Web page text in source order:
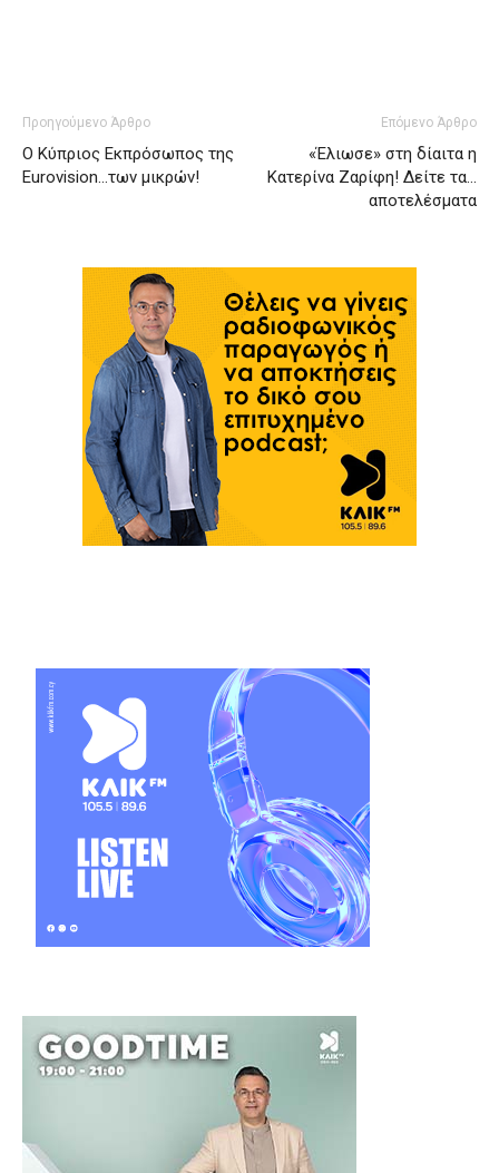
Προηγούμενο Άρθρο
O Kύπριος Εκπρόσωπος της
Eurovision…των μικρών!
Επόμενο Άρθρο
«Έλιωσε» στη δίαιτα η
Κατερίνα Ζαρίφη! Δείτε τα…
αποτελέσματα